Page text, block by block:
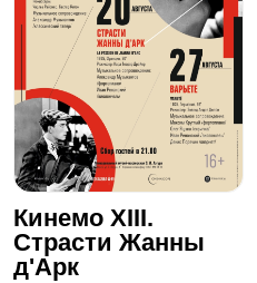
Кинемо XIII.
Страсти Жанны
д'Арк